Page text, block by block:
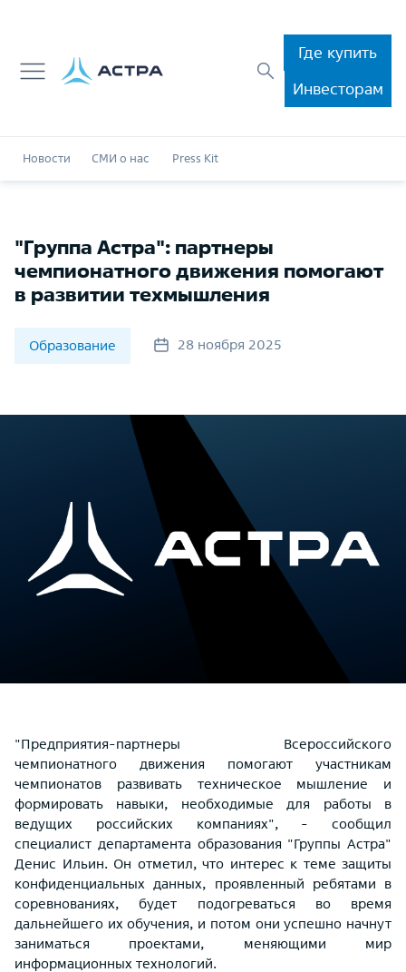
Где купить
Инвесторам
Новости СМИ о нас Press Kit
"Группа Астра": партнеры
чемпионатного движения помогают
в развитии техмышления
Образование 28 ноября 2025
"Предприятия-партнеры Всероссийского
чемпионатного движения помогают участникам
чемпионатов развивать техническое мышление и
формировать навыки, необходимые для работы в
ведущих российских компаниях", - сообщил
специалист департамента образования "Группы Астра"
Денис Ильин. Он отметил, что интерес к теме защиты
конфиденциальных данных, проявленный ребятами в
соревнованиях, будет подогреваться во время
дальнейшего их обучения, и потом они успешно начнут
заниматься проектами, меняющими мир
информационных технологий.